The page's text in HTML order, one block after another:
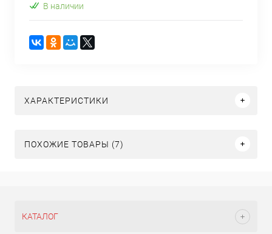
В наличии
ХАРАКТЕРИСТИКИ
ПОХОЖИЕ ТОВАРЫ (7)
КАТАЛОГ